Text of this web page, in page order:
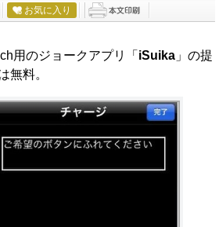
お気に入り
用のジョークアプリ「 iSuika 」の提
無料。